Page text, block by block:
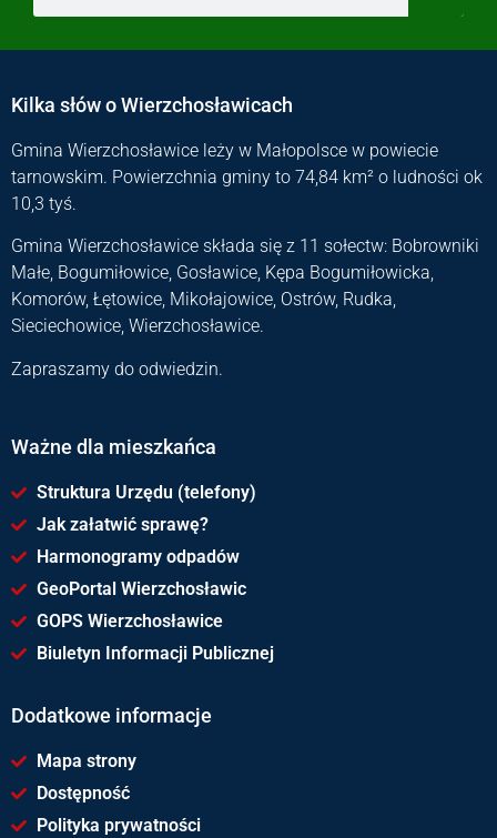
Kilka słów o Wierzchosławicach
Gmina Wierzchosławice leży w Małopolsce w powiecie
tarnowskim. Powierzchnia gminy to 74,84 km² o ludności ok
10,3 tyś.
Gmina Wierzchosławice składa się z 11 sołectw: Bobrowniki
Małe, Bogumiłowice, Gosławice, Kępa Bogumiłowicka,
Komorów, Łętowice, Mikołajowice, Ostrów, Rudka,
Sieciechowice, Wierzchosławice.
Zapraszamy do odwiedzin.
Ważne dla mieszkańca
Struktura Urzędu (telefony)
Jak załatwić sprawę?
Harmonogramy odpadów
GeoPortal Wierzchosławic
GOPS Wierzchosławice
Biuletyn Informacji Publicznej
Dodatkowe informacje
Mapa strony
Dostępność
Polityka prywatności